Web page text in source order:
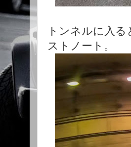
トンネルに入
ストノート。